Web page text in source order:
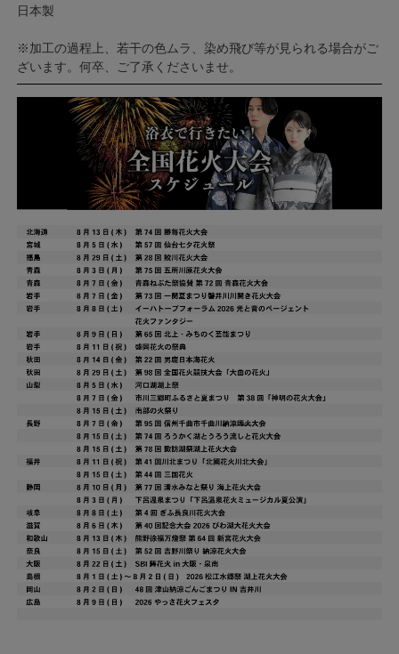
日本製
※加工の過程上、若干の色ムラ、染め飛び等が見られる場合がご
ざいます。何卒、ご了承くださいませ。